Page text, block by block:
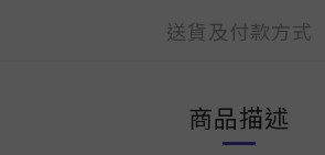
送貨及付款方式
商品描述